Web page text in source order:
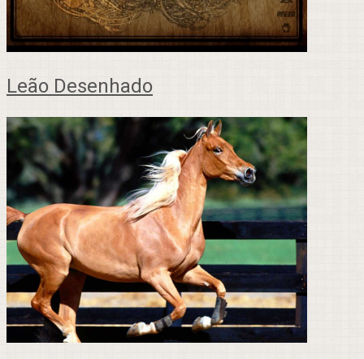
Leão Desenhado